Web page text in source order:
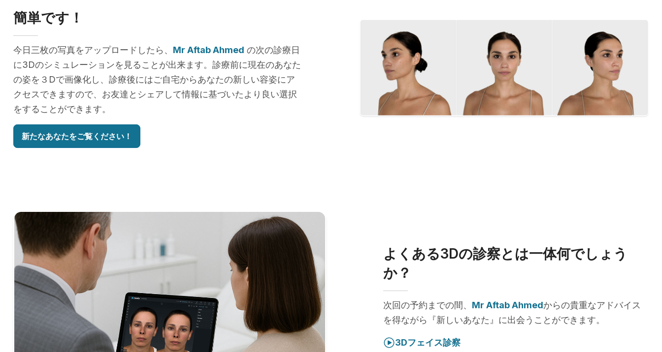
簡単です！
今日三枚の写真をアップロードしたら、 Mr Aftab Ahmed の次の診療日
に3Dのシミュレーションを見ることが出来ます。診療前に現在のあなた
の姿を３Dで画像化し、診療後にはご自宅からあなたの新しい容姿にア
クセスできますので、お友達とシェアして情報に基づいたより良い選択
をすることができます。
新たなあなたをご覧ください！
よくある3Dの診察とは一体何でしょう
か？
次回の予約までの間、 Mr Aftab Ahmedからの貴重なアドバイス
を得ながら『新しいあなた』に出会うことができます。
3Dフェイス診察